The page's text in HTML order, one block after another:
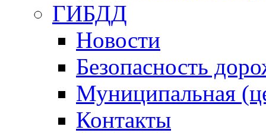
ГИБДД
Новости
Безопасность
Муниципальная
Контакты